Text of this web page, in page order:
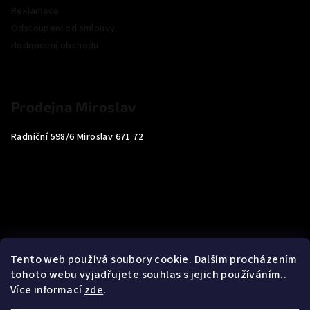
Tento web používá soubory cookie. Dalším procházením
tohoto webu vyjadřujete souhlas s jejich používáním..
Více informacízde.
Radniční 598/6 Miroslav 671 72